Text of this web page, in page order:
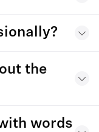
the
words